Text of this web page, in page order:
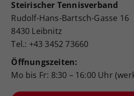
Steirischer Tennisverband
Rudolf-Hans-Bartsch-Gasse 16
8430 Leibnitz
Tel.: +43 3452 73660
Öffnungszeiten:
Mo bis Fr: 8:30 – 16:00 Uhr